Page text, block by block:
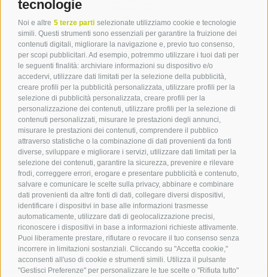
tecnologie
Noi e altre 5 terze parti selezionate utilizziamo cookie e tecnologie
simili. Questi strumenti sono essenziali per garantire la fruizione dei
contenuti digitali, migliorare la navigazione e, previo tuo consenso,
per scopi pubblicitari. Ad esempio, potremmo utilizzare i tuoi dati per
le seguenti finalità: archiviare informazioni su dispositivo e/o
accedervi, utilizzare dati limitati per la selezione della pubblicità,
creare profili per la pubblicità personalizzata, utilizzare profili per la
selezione di pubblicità personalizzata, creare profili per la
personalizzazione dei contenuti, utilizzare profili per la selezione di
contenuti personalizzati, misurare le prestazioni degli annunci,
misurare le prestazioni dei contenuti, comprendere il pubblico
attraverso statistiche o la combinazione di dati provenienti da fonti
diverse, sviluppare e migliorare i servizi, utilizzare dati limitati per la
selezione dei contenuti, garantire la sicurezza, prevenire e rilevare
frodi, correggere errori, erogare e presentare pubblicità e contenuto,
salvare e comunicare le scelte sulla privacy, abbinare e combinare
dati provenienti da altre fonti di dati, collegare diversi dispositivi,
identificare i dispositivi in base alle informazioni trasmesse
automaticamente, utilizzare dati di geolocalizzazione precisi,
riconoscere i dispositivi in base a informazioni richieste attivamente.
Puoi liberamente prestare, rifiutare o revocare il tuo consenso senza
incorrere in limitazioni sostanziali. Cliccando su "Accetta cookie,"
acconsenti all'uso di cookie e strumenti simili. Utilizza il pulsante
"Gestisci Preferenze" per personalizzare le tue scelte o "Rifiuta tutto"
Contatto
Associazione Turistica
Terlano
P.zza Dott. Weiser 2
39018 Terlano BZ
Tel. 0471 257 165
info@terlan.info